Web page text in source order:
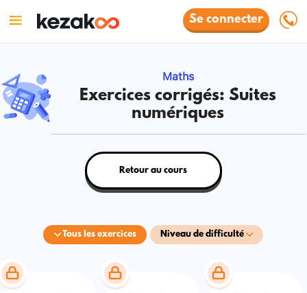
Se connecter
Maths
Exercices corrigés: Suites
numériques
Tous les exercices Niveau de difficulté
Retour au cours